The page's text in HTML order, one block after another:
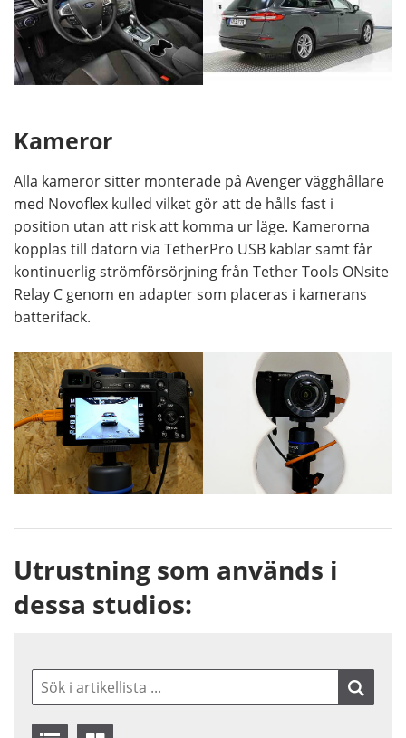
Kameror
Alla kameror sitter monterade på Avenger vägghållare
med Novoflex kulled vilket gör att de hålls fast i
position utan att risk att komma ur läge. Kamerorna
kopplas till datorn via TetherPro USB kablar samt får
kontinuerlig strömförsörjning från Tether Tools ONsite
Relay C genom en adapter som placeras i kamerans
batterifack.
Utrustning som används i
dessa studios: